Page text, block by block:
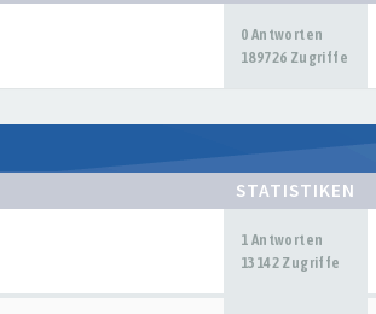
0 Antworten
189726 Zugriffe
STATISTIKEN
1 Antworten
13142 Zugriffe